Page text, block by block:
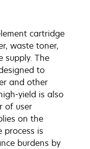
cartridge
waste toner,
supply. The
to
and other
yield is also
of user
on the
process is
burdens by